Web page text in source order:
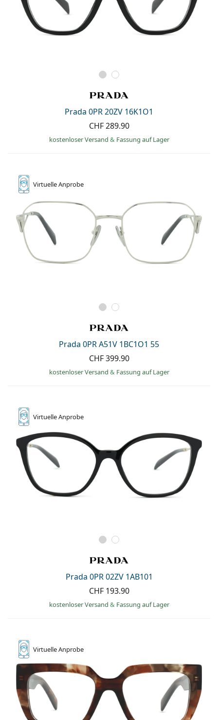
Prada 0PR 20ZV 16K1O1
CHF 289.90
kostenloser Versand & Fassung auf Lager
VirtuelleAnprobe
Prada 0PR A51V 1BC1O1 55
CHF 399.90
kostenloser Versand & Fassung auf Lager
VirtuelleAnprobe
Prada 0PR 02ZV 1AB101
CHF 193.90
kostenloser Versand & Fassung auf Lager
VirtuelleAnprobe